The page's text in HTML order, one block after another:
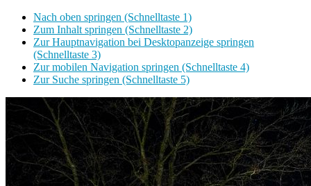
Nach oben springen (Schnelltaste 1)
Zum Inhalt springen (Schnelltaste 2)
Zur Hauptnavigation bei Desktopanzeige springen
(Schnelltaste 3)
Zur mobilen Navigation springen (Schnelltaste 4)
Zur Suche springen (Schnelltaste 5)